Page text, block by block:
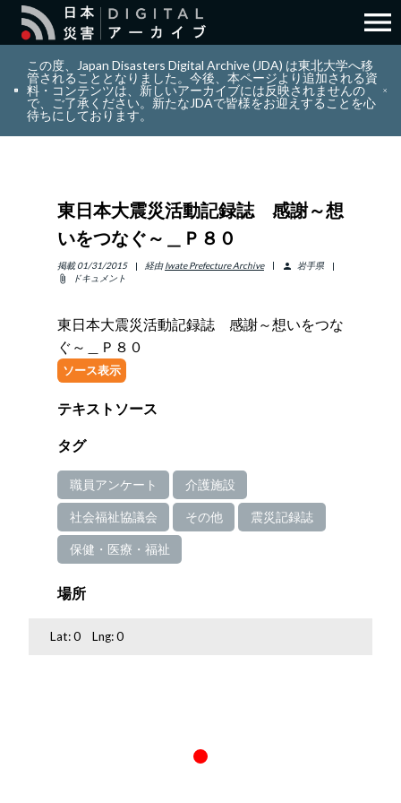
search 検索
layers コレクション
info_outline リソース
アバウト
ENGLISH 日本語
menu
この度、Japan Disasters Digital Archive (JDA) は東北大学へ移
管されることとなりました。今後、本ページより追加される資
料・コンテンツは、新しいアーカイブには反映されませんの
で、ご了承ください。新たなJDAで皆様をお迎えすることを心
待ちにしております。
東日本大震災活動記録誌 感謝～想
いをつなぐ～＿Ｐ８０
掲載 01/31/2015 経由 Iwate Prefecture Archive person
岩手県
attach_file
ドキュメント
東日本大震災活動記録誌 感謝～想いをつな
ぐ～＿Ｐ８０
ソース表示
テキストソース
タグ
職員アンケート 介護施設
社会福祉協議会 その他 震災記録誌
保健・医療・福祉
場所
Lat:0 Lng:0